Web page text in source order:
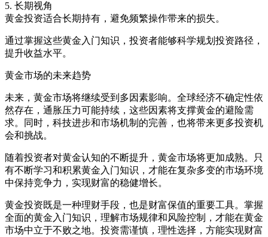
5. 长期视角
黄金投资适合长期持有，避免频繁操作带来的损失。
通过掌握这些黄金入门知识，投资者能够科学规划投资路径，
提升收益水平。
黄金市场的未来趋势
未来，黄金市场将继续受到多因素影响。全球经济不确定性依
然存在，通胀压力可能持续，这些因素将支撑黄金的避险需
求。同时，科技进步和市场机制的完善，也将带来更多投资机
会和挑战。
随着投资者对黄金认知的不断提升，黄金市场将更加成熟。只
有不断学习和积累黄金入门知识，才能在复杂多变的市场环境
中保持竞争力，实现财富的稳健增长。
黄金投资既是一种理财手段，也是财富保值的重要工具。掌握
全面的黄金入门知识，理解市场规律和风险控制，才能在黄金
市场中立于不败之地。投资需谨慎，理性选择，方能实现财富